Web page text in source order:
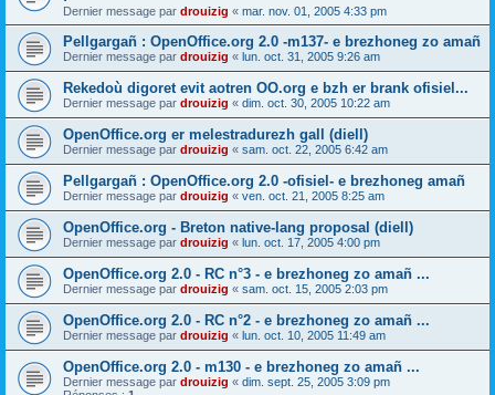
Dernier message par drouizig « mar. nov. 01, 2005 4:33 pm
Pellgargañ : OpenOffice.org 2.0 -m137- e brezhoneg zo amañ
Dernier message par drouizig « lun. oct. 31, 2005 9:26 am
Rekedoù digoret evit aotren OO.org e bzh er brank ofisiel...
Dernier message par drouizig « dim. oct. 30, 2005 10:22 am
OpenOffice.org er melestradurezh gall (diell)
Dernier message par drouizig « sam. oct. 22, 2005 6:42 am
Pellgargañ : OpenOffice.org 2.0 -ofisiel- e brezhoneg amañ
Dernier message par drouizig « ven. oct. 21, 2005 8:25 am
OpenOffice.org - Breton native-lang proposal (diell)
Dernier message par drouizig « lun. oct. 17, 2005 4:00 pm
OpenOffice.org 2.0 - RC n°3 - e brezhoneg zo amañ ...
Dernier message par drouizig « sam. oct. 15, 2005 2:03 pm
OpenOffice.org 2.0 - RC n°2 - e brezhoneg zo amañ ...
Dernier message par drouizig « lun. oct. 10, 2005 11:49 am
OpenOffice.org 2.0 - m130 - e brezhoneg zo amañ ...
Dernier message par drouizig « dim. sept. 25, 2005 3:09 pm